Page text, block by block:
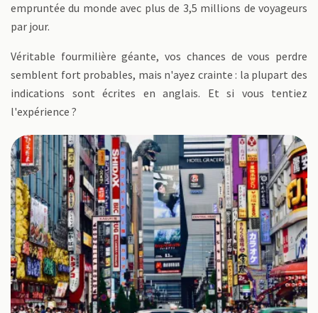
empruntée du monde avec plus de 3,5 millions de voyageurs
par jour.
Véritable fourmilière géante, vos chances de vous perdre
semblent fort probables, mais n'ayez crainte : la plupart des
indications sont écrites en anglais. Et si vous tentiez
l'expérience ?